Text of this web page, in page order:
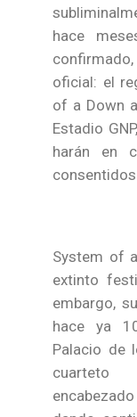
hace
oficial: el
of a Down
Estadio
harán en
System of
extinto
embargo,
hace ya
Palacio de
cuarteto